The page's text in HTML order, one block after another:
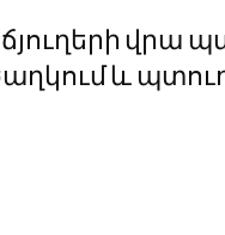
վրա
և